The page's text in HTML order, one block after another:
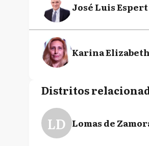
José Luis Espert
Karina
Distritos
LD Lomas de